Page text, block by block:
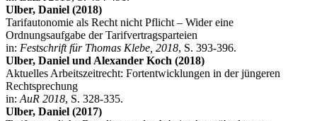
Ulber, Daniel (2018)
Tarifautonomie als Recht nicht Pflicht – Wider eine
Ordnungsaufgabe der Tarifvertragsparteien
in: Festschrift für Thomas Klebe, 2018, S. 393-396.
Ulber, Daniel und Alexander Koch (2018)
Aktuelles Arbeitszeitrecht: Fortentwicklungen in der jüngeren
Rechtsprechung
in: AuR 2018, S. 328-335.
Ulber, Daniel (2017)